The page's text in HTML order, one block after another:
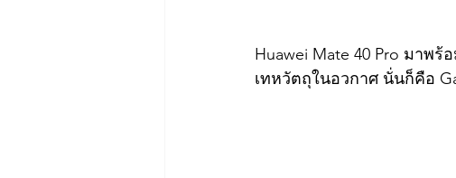
Huawei Mate 40 Pro มาพ
เทหวัตถุในอวกาศ นั่นก็คือ